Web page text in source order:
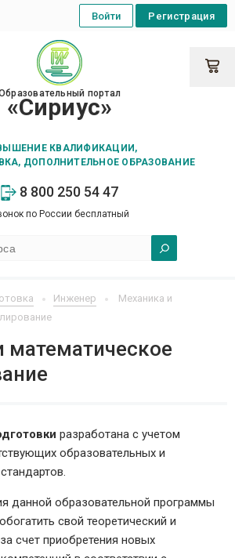
портал
«Сириус»
КВАЛИФИКАЦИИ,
ДОПОЛНИТЕЛЬНОЕ ОБРАЗОВАНИЕ
8 800 250 54 47
по России бесплатный
Регистрация
Войти
Инженер
Механика и
математическое
разработана с учетом
образовательных и
данной образовательной программы
свой теоретический и
счет приобретения новых